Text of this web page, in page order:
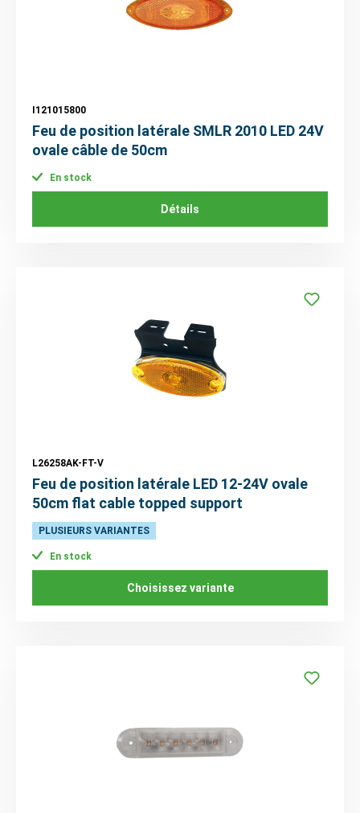
I121015800
Feu de position latérale SMLR 2010 LED 24V
ovale câble de 50cm
En stock
Détails
L26258AK-FT-V
Feu de position latérale LED 12-24V ovale
50cm flat cable topped support
PLUSIEURS VARIANTES
En stock
Choisissez variante